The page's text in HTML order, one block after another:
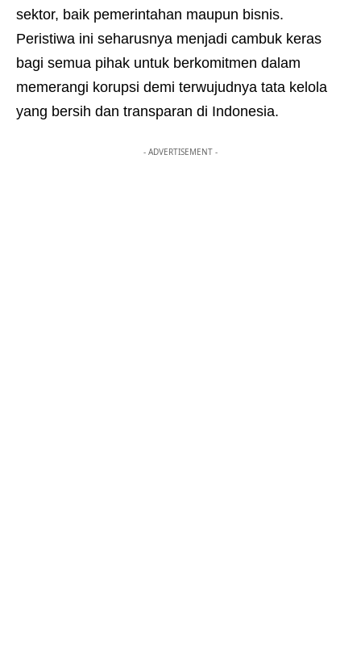
sektor, baik pemerintahan maupun bisnis.
Peristiwa ini seharusnya menjadi cambuk keras
bagi semua pihak untuk berkomitmen dalam
memerangi korupsi demi terwujudnya tata kelola
yang bersih dan transparan di Indonesia.
- ADVERTISEMENT -